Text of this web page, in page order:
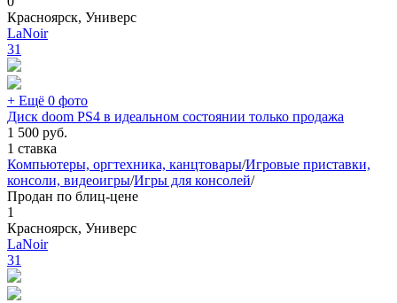
Красноярск, Универс
LaNoir
31
+ Ещё 0 фото
Диск doom PS4 в идеальном состоянии только продажа
1 500 руб.
1 ставка
Компьютеры, оргтехника, канцтовары/Игровые приставки,
консоли, видеоигры/Игры для консолей/
Продан по блиц-цене
1
Красноярск, Универс
LaNoir
31